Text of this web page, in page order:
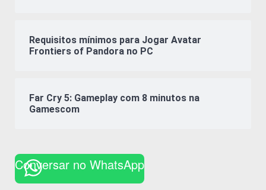
Requisitos mínimos para Jogar Avatar
Frontiers of Pandora no PC
Far Cry 5: Gameplay com 8 minutos na
Gamescom
Conversar no WhatsApp